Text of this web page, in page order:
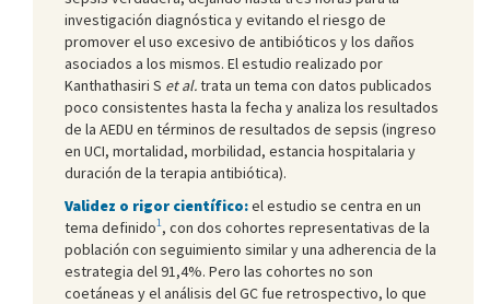
investigación diagnóstica y evitando el riesgo de
promover el uso excesivo de antibióticos y los daños
asociados a los mismos. El estudio realizado por
Kanthathasiri S et al.trata un tema con datos publicados
poco consistentes hasta la fecha y analiza los resultados
de la AEDU en términos de resultados de sepsis (ingreso
en UCI, mortalidad, morbilidad, estancia hospitalaria y
duración de la terapia antibiótica).
Validez o rigor científico:el estudio se centra en un
tema definido1, con dos cohortes representativas de la
población con seguimiento similar y una adherencia de la
estrategia del 91,4%. Pero las cohortes no son
coetáneas y el análisis del GC fue retrospectivo, lo que